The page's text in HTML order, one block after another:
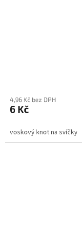
4,96 Kč bez DPH
6 Kč
voskový knot na svíčky